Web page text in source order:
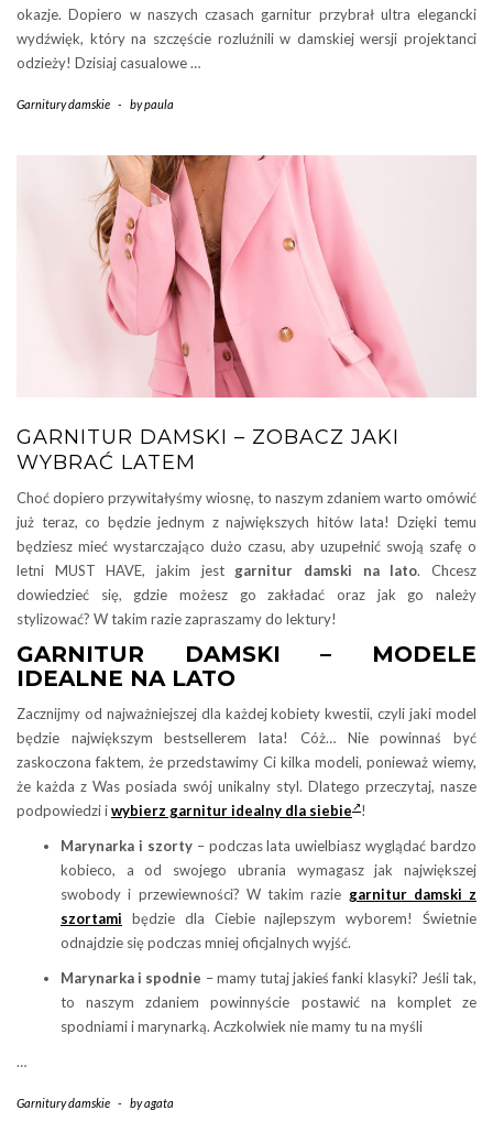
okazje. Dopiero w naszych czasach garnitur przybrał ultra elegancki
wydźwięk, który na szczęście rozluźnili w damskiej wersji projektanci
odzieży! Dzisiaj casualowe …
Garnitury damskie - bypaula
GARNITUR DAMSKI – ZOBACZ JAKI
WYBRAĆ LATEM
Choć dopiero przywitałyśmy wiosnę, to naszym zdaniem warto omówić
już teraz, co będzie jednym z największych hitów lata! Dzięki temu
będziesz mieć wystarczająco dużo czasu, aby uzupełnić swoją szafę o
letni MUST HAVE, jakim jest garnitur damski na lato. Chcesz
dowiedzieć się, gdzie możesz go zakładać oraz jak go należy
stylizować? W takim razie zapraszamy do lektury!
GARNITUR DAMSKI – MODELE
IDEALNE NA LATO
Zacznijmy od najważniejszej dla każdej kobiety kwestii, czyli jaki model
będzie największym bestsellerem lata! Cóż… Nie powinnaś być
zaskoczona faktem, że przedstawimy Ci kilka modeli, ponieważ wiemy,
że każda z Was posiada swój unikalny styl. Dlatego przeczytaj, nasze
podpowiedzi iwybierz garnitur idealny dla siebie
!
Marynarka i szorty– podczas lata uwielbiasz wyglądać bardzo
kobieco, a od swojego ubrania wymagasz jak największej
swobody i przewiewności? W takim razie garnitur damski z
szortami
będzie dla Ciebie najlepszym wyborem! Świetnie
odnajdzie się podczas mniej oficjalnych wyjść.
Marynarka i spodnie – mamy tutaj jakieś fanki klasyki? Jeśli tak,
to naszym zdaniem powinnyście postawić na komplet ze
spodniami i marynarką. Aczkolwiek nie mamy tu na myśli
…
Garnitury damskie - byagata